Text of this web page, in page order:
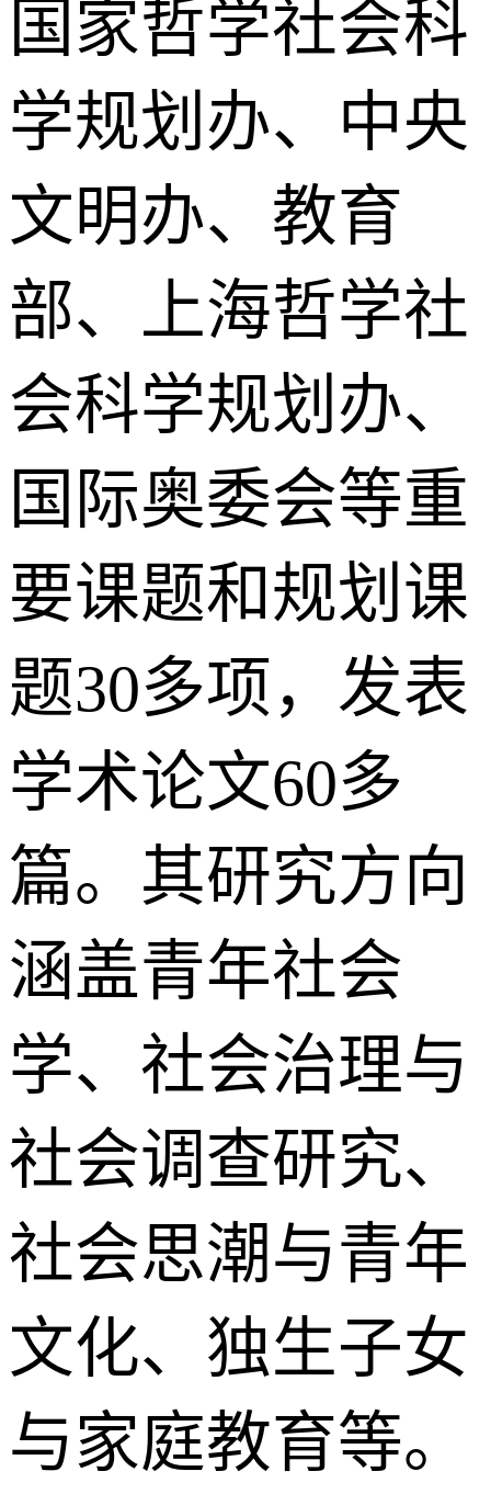
国家哲学社会科
学规划办、中央
文明办、教育
部、上海哲学社
会科学规划办、
国际奥委会等重
要课题和规划课
题30多项，发表
学术论文60多
篇。其研究方向
涵盖青年社会
学、社会治理与
社会调查研究、
社会思潮与青年
文化、独生子女
与家庭教育等。